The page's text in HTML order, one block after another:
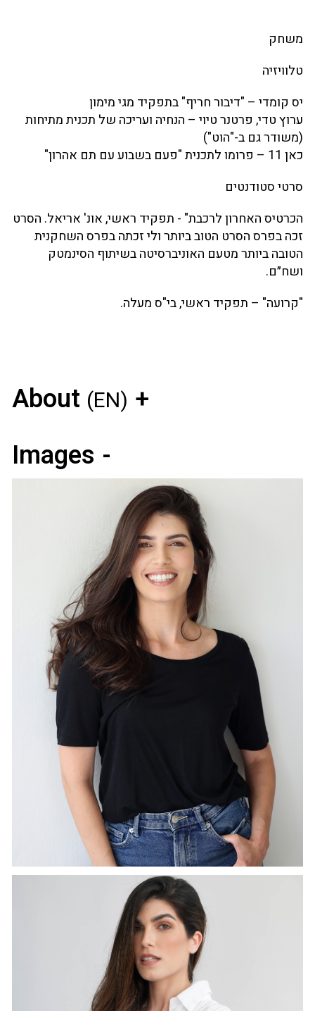
משחק
טלוויזיה
יס קומדי – "דיבור חריף" בתפקיד מגי מימון
ערוץ טדי, פרטנר טיוי – הנחיה ועריכה של תכנית מתיחות
(משודר גם ב-"הוט")
כאן 11 – פרומו לתכנית "פעם בשבוע עם תם אהרון"
סרטי סטודנטים
הכרטיס האחרון לרכבת" - תפקיד ראשי, אונ' אריאל. הסרט
זכה בפרס הסרט הטוב ביותר ולי זכתה בפרס השחקנית
הטובה ביותר מטעם האוניברסיטה בשיתוף הסינמטק
ושח״ם.
"קרועה" – תפקיד ראשי, בי"ס מעלה.
About (EN)
Images